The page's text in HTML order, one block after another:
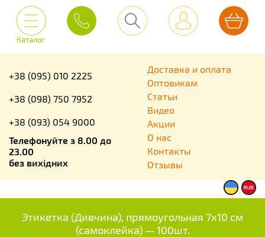
Каталог
+38 (095) 010 2225
+38 (098) 750 7952
+38 (093) 054 9000
Телефонуйте з 8.00 до
23.00
без вихідних
Доставка и оплата
Оптовикам
Статьи
Видео
Акции
О нас
Контакты
Отзывы
Этикетка (Дивчина), прямоугольная 7х10 см
(самоклейка) — 100шт.